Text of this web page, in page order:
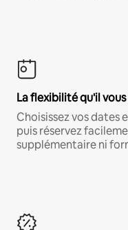
La flexibilité qu'il
Choisissez vos dates
puis réservez
supplémentaire ni